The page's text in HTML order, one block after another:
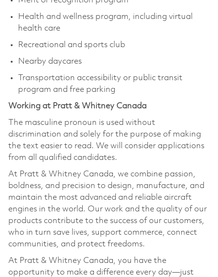
Health and wellness program, including virtual
health care
Recreational and sports club
Nearby daycares
Transportation accessibility or public transit
program and free parking
Working at Pratt & Whitney Canada
The masculine pronoun is used without
discrimination and solely for the purpose of making
the text easier to read. We will consider applications
from all qualified candidates.
At Pratt & Whitney Canada, we combine passion,
boldness, and precision to design, manufacture, and
maintain the most advanced and reliable aircraft
engines in the world. Our work and the quality of our
products contribute to the success of our customers,
who in turn save lives, support commerce, connect
communities, and protect freedoms.
At Pratt & Whitney Canada, you have the
opportunity to make a difference every day—just